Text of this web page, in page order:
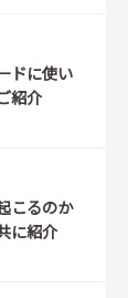
ドに使い
紹介
こるのか
に紹介